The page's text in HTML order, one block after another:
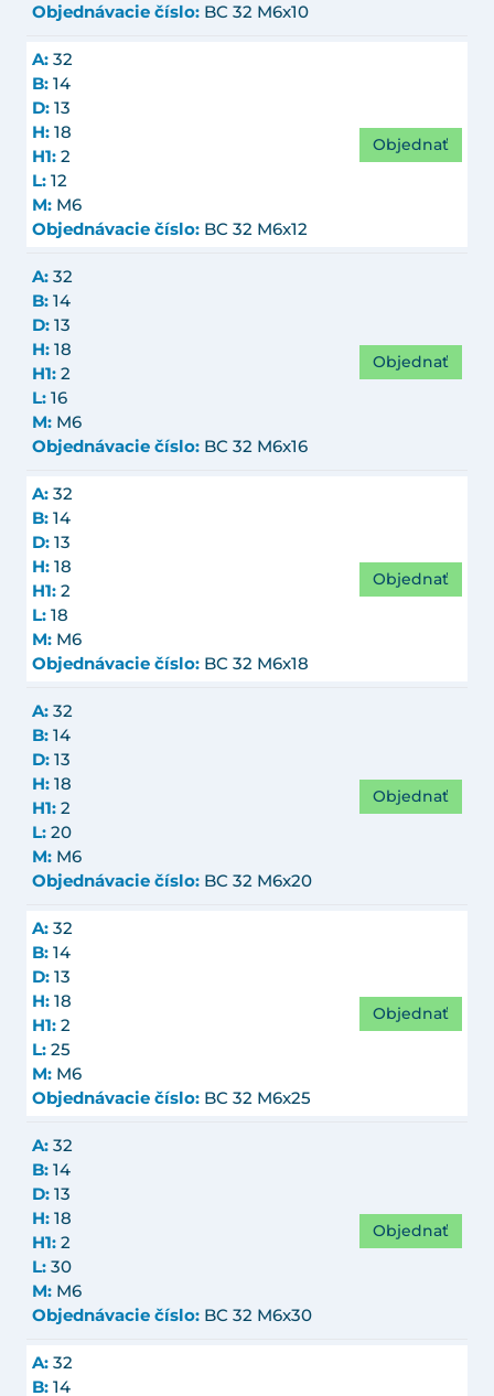
Objednávacie číslo: BC 32 M6x10
A: 32
B: 14
D: 13
H: 18
H1: 2
L: 12
M: M6
Objednávacie číslo: BC 32 M6x12
Objednať
A: 32
B: 14
D: 13
H: 18
H1: 2
L: 16
M: M6
Objednávacie číslo: BC 32 M6x16
Objednať
A: 32
B: 14
D: 13
H: 18
H1: 2
L: 18
M: M6
Objednávacie číslo: BC 32 M6x18
Objednať
A: 32
B: 14
D: 13
H: 18
H1: 2
L: 20
M: M6
Objednávacie číslo: BC 32 M6x20
Objednať
A: 32
B: 14
D: 13
H: 18
H1: 2
L: 25
M: M6
Objednávacie číslo: BC 32 M6x25
Objednať
A: 32
B: 14
D: 13
H: 18
H1: 2
L: 30
M: M6
Objednávacie číslo: BC 32 M6x30
Objednať
A: 32
B: 14